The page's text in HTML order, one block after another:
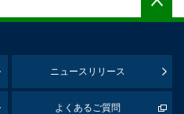
ニュースリリース
よくあるご質問